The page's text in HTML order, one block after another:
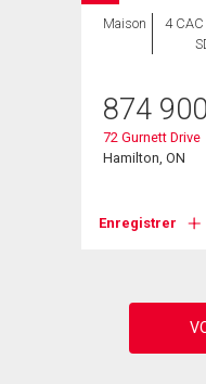
Maison
4
874 900
72 Gurnett Drive
Hamilton, ON
Enregistrer